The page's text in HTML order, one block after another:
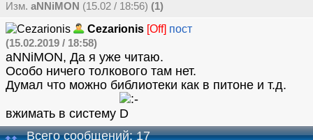
Изм. aNNiMON (15.02 / 18:56) (1)
Cezarionis [Off] пост
(15.02.2019 / 18:58)
aNNiMON, Да я уже читаю.
Особо ничего толкового там нет.
Думал что можно библиотеки как в питоне и т.д.
вжимать в систему
Всего сообщений: 17